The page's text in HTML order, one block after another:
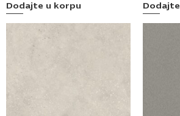
Dodajte u korpu